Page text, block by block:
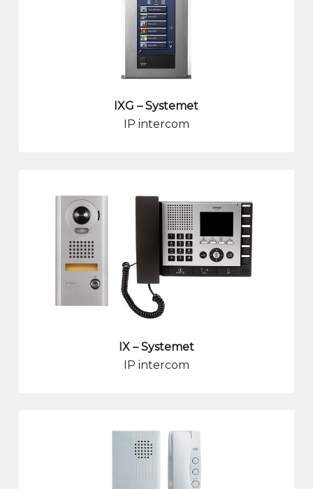
IXG – Systemet
IP intercom
IX – Systemet
IP intercom